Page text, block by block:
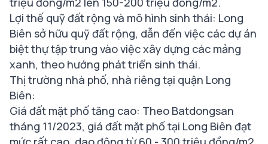
Lợi thế quỹ đất rộng và mô hình sinh thái: Long
Biên sở hữu quỹ đất rộng, dẫn đến việc các dự án
biệt thự tập trung vào việc xây dựng các mảng
xanh, theo hướng phát triển sinh thái.
Thị trường nhà phố, nhà riêng tại quận Long
Biên:
Giá đất mặt phố tăng cao: Theo Batdongsan
tháng 11/2023, giá đất mặt phố tại Long Biên đạt